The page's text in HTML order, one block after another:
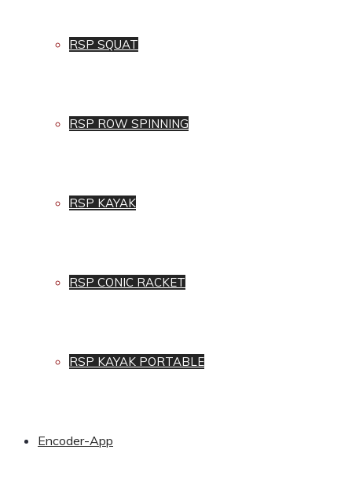
RSP SQUAT
RSP ROW SPINNING
RSP KAYAK
RSP CONIC RACKET
RSP KAYAK PORTABLE
Encoder-App